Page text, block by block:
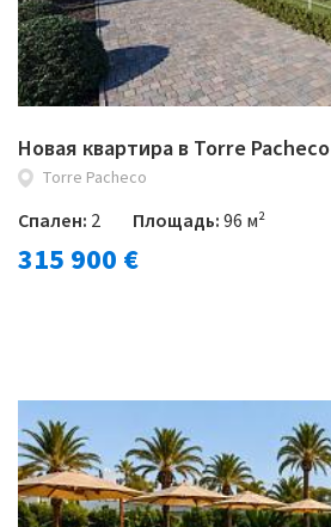
Новая квартира в Torre Pacheco
Torre Pacheco
Спален: 2 Площадь:96 м²
315 900 €